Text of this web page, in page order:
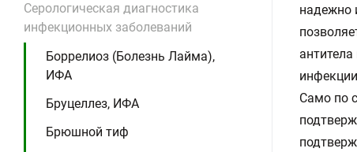
Серологическая диагностика
инфекционных заболеваний
Боррелиоз (Болезнь Лайма),
ИФА
Бруцеллез, ИФА
Брюшной тиф
надежно
Само по